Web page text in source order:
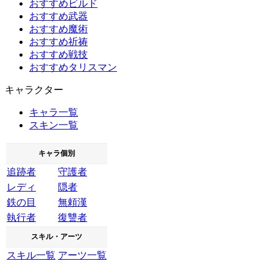
おすすめビルド
おすすめ武器
おすすめ魔術
おすすめ祈祷
おすすめ戦技
おすすめタリスマン
キャラクター
キャラ一覧
スキン一覧
キャラ個別
追跡者
守護者
レディ
隠者
鉄の目
無頼漢
執行者
復讐者
スキル・アーツ
スキル一覧 アーツ一覧